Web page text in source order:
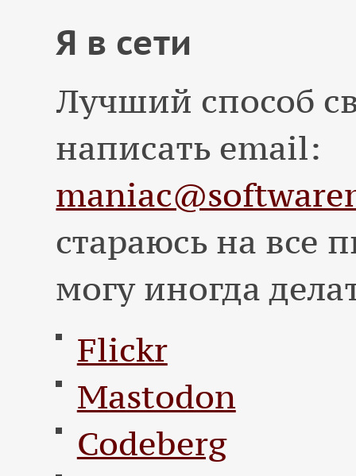
Я в сети
Лучший способ
написать email:
стараюсь на все
могу иногда
Flickr
Mastodon
Codeberg